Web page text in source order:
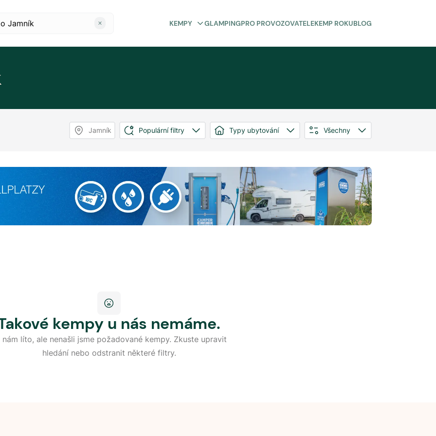
KEMPY GLAMPINGPRO PROVOZOVATELEKEMP ROKUBLOG
Jamník Populární filtry Typy ubytování Všechny
kempy u nás nemáme.
nám líto, ale nenašli jsme požadované kempy. Zkuste upravit
hledání nebo odstranit některé filtry.